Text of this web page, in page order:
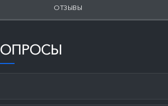
ОТЗЫВЫ